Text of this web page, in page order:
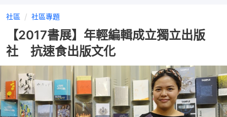
社區 社區專題
【2017書展】年輕編輯成立獨立出版
社 抗速食出版文化